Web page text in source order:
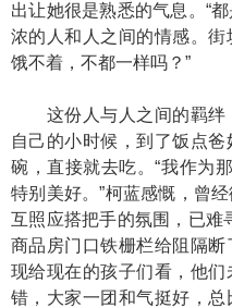
出让她很是熟悉的气息。“
浓的人和人之间的情感。
饿不着，不都一样吗？”
这份人与人之间的羁绊
自己的小时候，到了饭点
碗，直接就去吃。“我作为
特别美好。”柯蓝感慨，曾
互照应搭把手的氛围，已难
商品房门口铁栅栏给阻隔
现给现在的孩子们看，他
错，大家一团和气挺好，